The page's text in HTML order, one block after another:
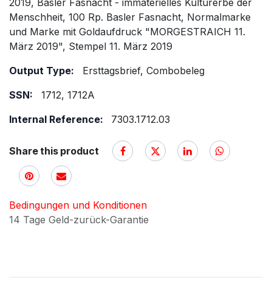
2019, Basler Fasnacht - immaterielles Kulturerbe der
Menschheit, 100 Rp. Basler Fasnacht, Normalmarke
und Marke mit Goldaufdruck "MORGESTRAICH 11.
März 2019", Stempel 11. März 2019
Output Type:
Ersttagsbrief, Combobeleg
SSN:
1712, 1712A
Internal Reference:
7303.1712.03
Share this product
Bedingungen und Konditionen
14 Tage Geld-zurück-Garantie